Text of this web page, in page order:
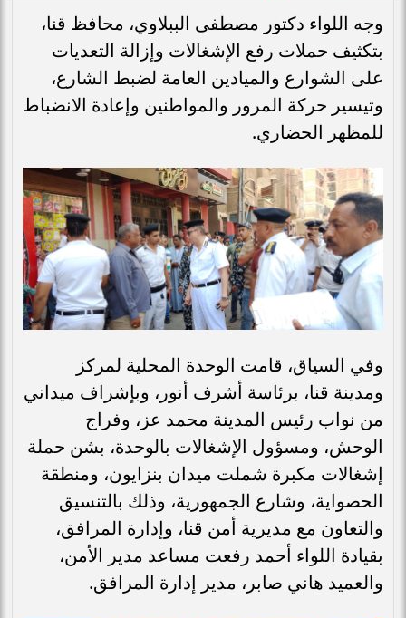
وجه اللواء دكتور مصطفى الببلاوي، محافظ قنا،
بتكثيف حملات رفع الإشغالات وإزالة التعديات
على الشوارع والميادين العامة لضبط الشارع،
وتيسير حركة المرور والمواطنين وإعادة الانضباط
للمظهر الحضاري.
​وفي السياق، قامت الوحدة المحلية لمركز
ومدينة قنا، برئاسة أشرف أنور، وبإشراف ميداني
من نواب رئيس المدينة محمد عز، وفراج
الوحش، ومسؤول الإشغالات بالوحدة، بشن حملة
إشغالات مكبرة شملت ميدان بنزايون، ومنطقة
الحصواية، وشارع الجمهورية، وذلك بالتنسيق
والتعاون مع مديرية أمن قنا، وإدارة المرافق،
بقيادة اللواء أحمد رفعت مساعد مدير الأمن،
والعميد هاني صابر، مدير إدارة المرافق.